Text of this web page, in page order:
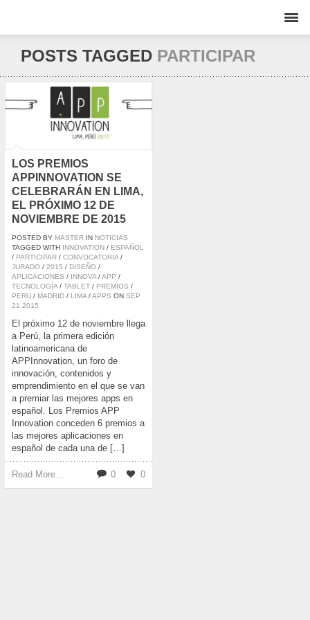
POSTS TAGGED PARTICIPAR
LOS PREMIOS
APPINNOVATION SE
CELEBRARÁN EN LIMA,
EL PRÓXIMO 12 DE
NOVIEMBRE DE 2015
POSTED BY MASTER IN NOTICIAS
TAGGED WITH INNOVATION / ESPAÑOL
/ PARTICIPAR / CONVOCATORIA /
JURADO / 2015 / DISEÑO /
APLICACIONES / INNOVA /APP /
TECNOLOGÍA / TABLET / PREMIOS /
PERU / MADRID / LIMA /APPS ON SEP
21 2015
El próximo 12 de noviembre llega
a Perú, la primera edición
latinoamericana de
APPInnovation, un foro de
innovación, contenidos y
emprendimiento en el que se van
a premiar las mejores apps en
español. Los Premios APP
Innovation conceden 6 premios a
las mejores aplicaciones en
español de cada una de […]
Read More... 0 0